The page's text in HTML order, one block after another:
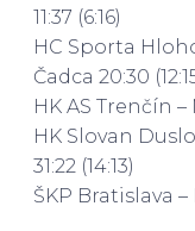
11:37 (6:16)
HC Sporta
Čadca 20:30
HK AS Trenčín –
HK Slovan
31:22 (14:13)
ŠKP Bratislava –